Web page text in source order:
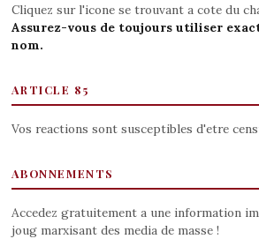
Cliquez sur l'icone se trouvant a cote du
Assurez-vous de toujours utiliser
nom.
ARTICLE 85
Vos reactions sont susceptibles d'etre
ABONNEMENTS
Accedez gratuitement a une information
joug marxisant des media de masse !